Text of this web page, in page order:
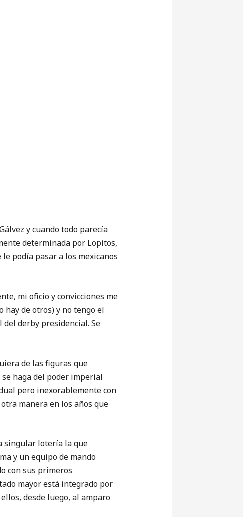
y cuando todo parecía
determinada por Lopitos,
podía pasar a los mexicanos
mi oficio y convicciones me
hay de otros) y no tengo el
derby presidencial. Se
de las figuras que
haga del poder imperial
pero inexorablemente con
manera en los años que
lotería la que
y un equipo de mando
con sus primeros
mayor está integrado por
desde luego, al amparo